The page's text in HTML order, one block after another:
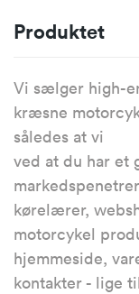
Produktet
Vi sælger high-
kræsne
således at vi
ved at du har et
kørelærer,
motorcykel
hjemmeside,
kontakter - lige